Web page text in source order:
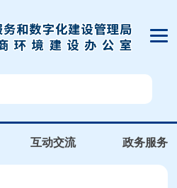
互动交流 政务服务